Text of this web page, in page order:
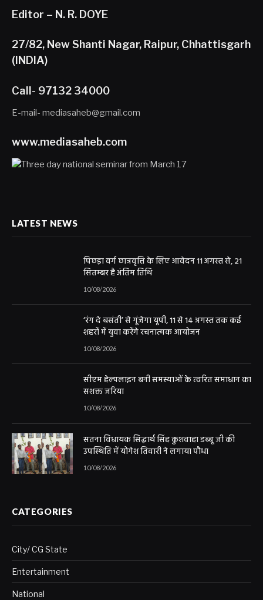
Editor – N. R. DOYE
27/82, New Shanti Nagar, Raipur, Chhattisgarh
(INDIA)
Call- 97132 34000
E-mail- mediasaheb@gmail.com
www.mediasaheb.com
LATEST NEWS
पिछड़ा वर्ग छात्रवृत्ति के लिए आवेदन 11 अगस्त से, 21
सितम्बर है अंतिम तिथि
10/08/2026
‘रंग दे बसंती’ से गूंजेगा यूपी, 11 से 14 अगस्त तक कई
शहरों में युवा करेंगे रचनात्मक आयोजन
10/08/2026
सीएम हेल्पलाइन बनी समस्याओं के त्वरित समाधान का
सशक्त जरिया
10/08/2026
सतना विधायक सिद्धार्थ सिंह कुशवाहा डब्बू जी की
उपस्थिति में योगेश तिवारी ने लगाया पौधा
10/08/2026
CATEGORIES
City/ CG State
Entertainment
National